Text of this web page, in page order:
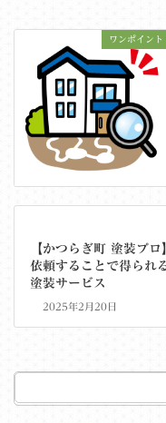
ワンポイント
【かつらぎ町 塗装プロ
依頼することで得られ
塗装サービス
2025年2月20日